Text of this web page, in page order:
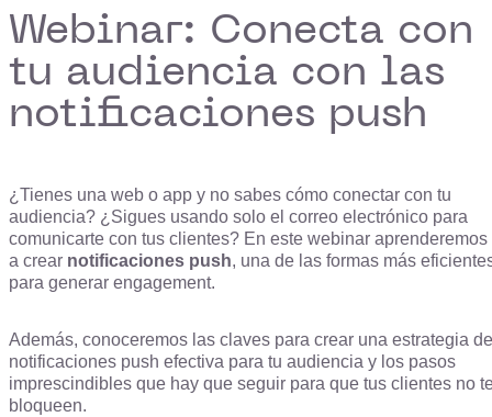
Webinar: Conecta con
tu audiencia con las
notificaciones push
¿Tienes una web o app y no sabes cómo conectar con tu
audiencia? ¿Sigues usando solo el correo electrónico para
comunicarte con tus clientes? En este webinar aprenderemos
a crear notificaciones push, una de las formas más
para generar engagement.
Además, conoceremos las claves para crear una estrategia de
notificaciones push efectiva para tu audiencia y los pasos
imprescindibles que hay que seguir para que tus clientes no
bloqueen.